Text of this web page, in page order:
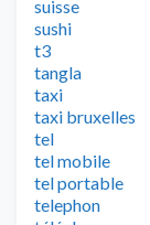
suisse
sushi
t3
tangla
taxi
taxi bruxelles
tel
tel mobile
tel portable
telephon